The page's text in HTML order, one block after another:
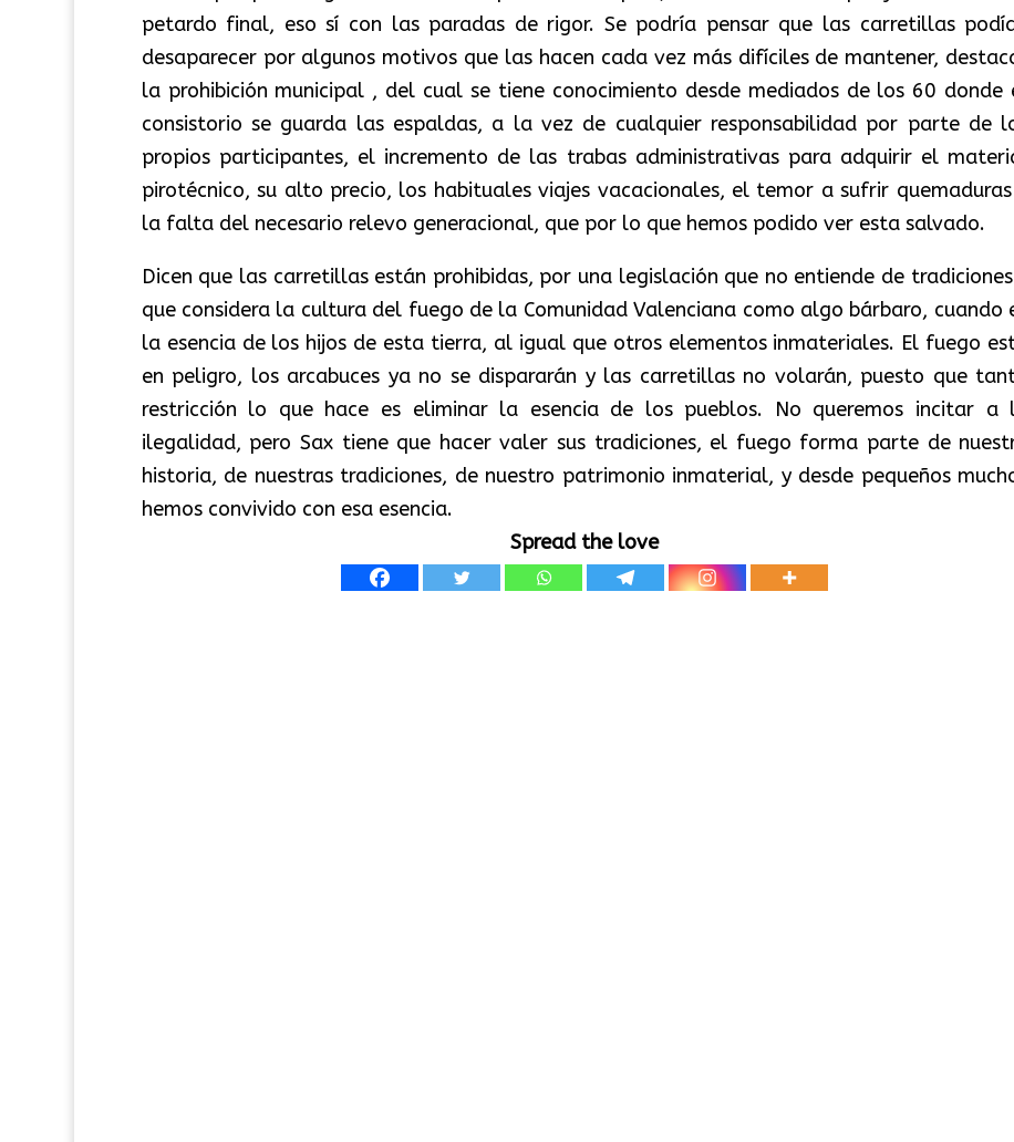
petardo final, eso sí con las paradas de rigor. Se podría pensar que las carretillas
desaparecer por algunos motivos que las hacen cada vez más difíciles de mantener,
la prohibición municipal , del cual se tiene conocimiento desde mediados de los 60 donde
consistorio se guarda las espaldas, a la vez de cualquier responsabilidad por parte de
propios participantes, el incremento de las trabas administrativas para adquirir el
pirotécnico, su alto precio, los habituales viajes vacacionales, el temor a sufrir
la falta del necesario relevo generacional, que por lo que hemos podido ver esta salvado.
Dicen que las carretillas están prohibidas, por una legislación que no entiende de
que considera la cultura del fuego de la Comunidad Valenciana como algo bárbaro, cuando
la esencia de los hijos de esta tierra, al igual que otros elementos inmateriales. El fuego
en peligro, los arcabuces ya no se dispararán y las carretillas no volarán, puesto que
restricción lo que hace es eliminar la esencia de los pueblos. No queremos incitar a
ilegalidad, pero Sax tiene que hacer valer sus tradiciones, el fuego forma parte de
historia, de nuestras tradiciones, de nuestro patrimonio inmaterial, y desde pequeños
hemos convivido con esa esencia.
Spread the love